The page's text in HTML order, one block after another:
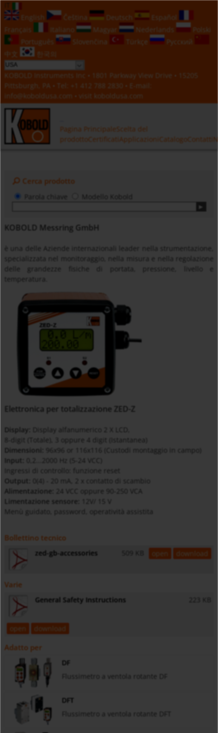
English
Čeština Deutsch
Español
Français
Italiano Magyar Nederlands
Polski
Português
Slovenčina Türkçe
Русский
中文
한국의
KOBOLD Instruments Inc • 1801 Parkway View Drive • 15205
Pittsburgh, PA • Tel:
+1 412 788 2830 • E-mail:
info@koboldusa.com • visit koboldusa.com
Pagina PrincipaleScelta del
prodottoCertificati Applicazioni CatalogoContatti
Cerca prodotto
Modello Kobold
KOBOLD Messring GmbH
è una delle Aziende internazionali leader nella strumentazione,
specializzata nel monitoraggio, nella misura e nella regolazione
delle grandezze fisiche di portata, pressione, livello e
Elettronica per totalizzazione ZED-Z
Display:
Display alfanumerico 2 X LCD,
8-digit (Totale), 3 oppure 4 digit (Istantanea)
Dimensioni:
96x96 or 116x116 (Custodi montaggio in campo)
Input:
0,2...2000 Hz (5-24 VCC)
Ingressi di controllo: funzione reset
Output:
0(4) - 20 mA, 2 x contatto di scambio
Alimentazione:
24 VCC oppure 90-250 VCA
Limentazione sensore:
12V/ 15 V
Menù guidato, password, operatività assistita
Bollettino tecnico
zed-gb-accessories 509 KB open download
Varie
General Safety Instructions 223 KB
open download
Adatto per
DF
Flussimetro a ventola rotante DF
DFT
Flussimetro a ventola rotante DFT